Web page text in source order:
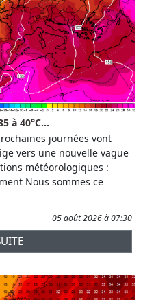
à 40°C...
journées vont
vers une nouvelle vague
météorologiques :
Nous sommes ce
05 août 2026 à 07:30